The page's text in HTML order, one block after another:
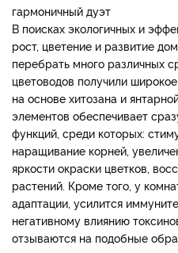
гармоничный дуэт
В поисках экологичных и
рост, цветение и развитие
перебрать много различных
цветоводов получили
на основе хитозана и
элементов обеспечивает
функций, среди которых:
наращивание корней,
яркости окраски цветков,
растений. Кроме того, у
адаптации, усилится
негативному влиянию
отзываются на подобные